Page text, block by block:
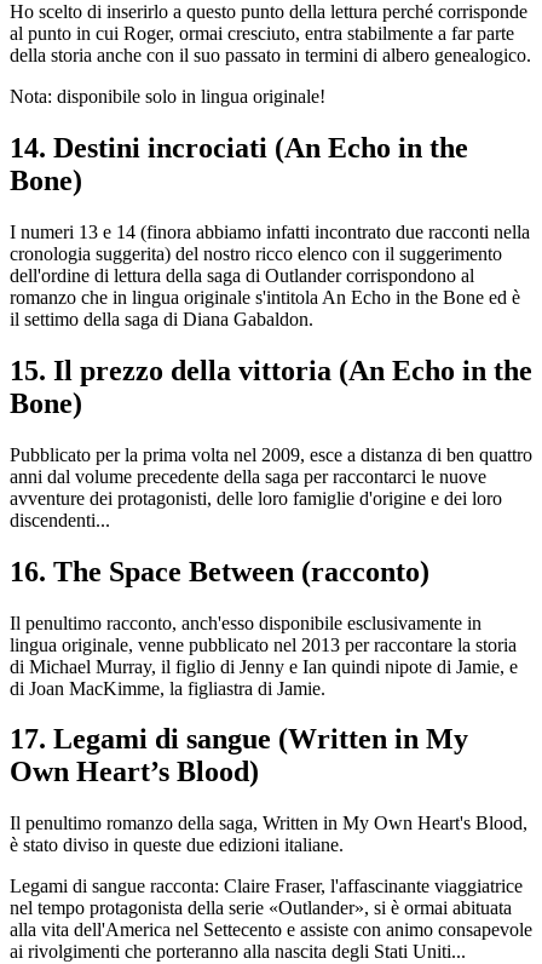
Ho scelto di inserirlo a questo punto della lettura perché corrisponde
al punto in cui Roger, ormai cresciuto, entra stabilmente a far parte
della storia anche con il suo passato in termini di albero genealogico.
Nota: disponibile solo in lingua originale!
14. Destini incrociati (An Echo in the
Bone)
I numeri 13 e 14 (finora abbiamo infatti incontrato due racconti nella
cronologia suggerita) del nostro ricco elenco con il suggerimento
dell'ordine di lettura della saga di Outlander corrispondono al
romanzo che in lingua originale s'intitola An Echo in the Bone ed è
il settimo della saga di Diana Gabaldon.
15. Il prezzo della vittoria (An Echo in the
Bone)
Pubblicato per la prima volta nel 2009, esce a distanza di ben quattro
anni dal volume precedente della saga per raccontarci le nuove
avventure dei protagonisti, delle loro famiglie d'origine e dei loro
discendenti...
16. The Space Between (racconto)
Il penultimo racconto, anch'esso disponibile esclusivamente in
lingua originale, venne pubblicato nel 2013 per raccontare la storia
di Michael Murray, il figlio di Jenny e Ian quindi nipote di Jamie, e
di Joan MacKimme, la figliastra di Jamie.
17. Legami di sangue (Written in My
Own Heart’s Blood)
Il penultimo romanzo della saga, Written in My Own Heart's Blood,
è stato diviso in queste due edizioni italiane.
Legami di sangue racconta: Claire Fraser, l'affascinante viaggiatrice
nel tempo protagonista della serie «Outlander», si è ormai abituata
alla vita dell'America nel Settecento e assiste con animo consapevole
ai rivolgimenti che porteranno alla nascita degli Stati Uniti...